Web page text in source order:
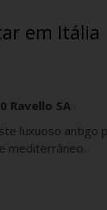
em Itália
Ravello SA
luxuoso
mediterrâneo.